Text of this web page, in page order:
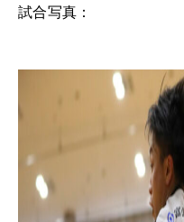
試合写真：